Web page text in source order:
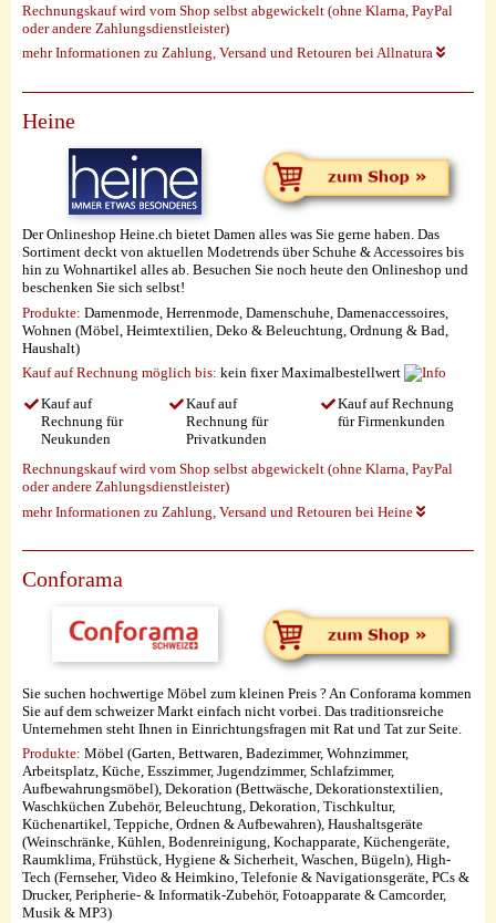
Rechnungskauf wird vom Shop selbst abgewickelt (ohne Klarna, PayPal
oder andere Zahlungsdienstleister)
mehr Informationen zu Zahlung, Versand und Retouren bei Allnatura
Heine
Der Onlineshop Heine.ch bietet Damen alles was Sie gerne haben. Das
Sortiment deckt von aktuellen Modetrends über Schuhe & Accessoires bis
hin zu Wohnartikel alles ab. Besuchen Sie noch heute den Onlineshop und
beschenken Sie sich selbst!
Produkte: Damenmode, Herrenmode, Damenschuhe, Damenaccessoires,
Wohnen (Möbel, Heimtextilien, Deko & Beleuchtung, Ordnung & Bad,
Haushalt)
Kauf auf Rechnung möglich bis: kein fixer Maximalbestellwert
Kauf auf
Rechnung für
Neukunden
Kauf auf
Rechnung für
Privatkunden
Kauf auf Rechnung
für Firmenkunden
Rechnungskauf wird vom Shop selbst abgewickelt (ohne Klarna, PayPal
oder andere Zahlungsdienstleister)
mehr Informationen zu Zahlung, Versand und Retouren bei Heine
Conforama
Sie suchen hochwertige Möbel zum kleinen Preis ? An Conforama kommen
Sie auf dem schweizer Markt einfach nicht vorbei. Das traditionsreiche
Unternehmen steht Ihnen in Einrichtungsfragen mit Rat und Tat zur Seite.
Produkte: Möbel (Garten, Bettwaren, Badezimmer, Wohnzimmer,
Arbeitsplatz, Küche, Esszimmer, Jugendzimmer, Schlafzimmer,
Aufbewahrungsmöbel), Dekoration (Bettwäsche, Dekorationstextilien,
Waschküchen Zubehör, Beleuchtung, Dekoration, Tischkultur,
Küchenartikel, Teppiche, Ordnen & Aufbewahren), Haushaltsgeräte
(Weinschränke, Kühlen, Bodenreinigung, Kochapparate, Küchengeräte,
Raumklima, Frühstück, Hygiene & Sicherheit, Waschen, Bügeln), High-
Tech (Fernseher, Video & Heimkino, Telefonie & Navigationsgeräte, PCs &
Drucker, Peripherie- & Informatik-Zubehör, Fotoapparate & Camcorder,
Musik & MP3)